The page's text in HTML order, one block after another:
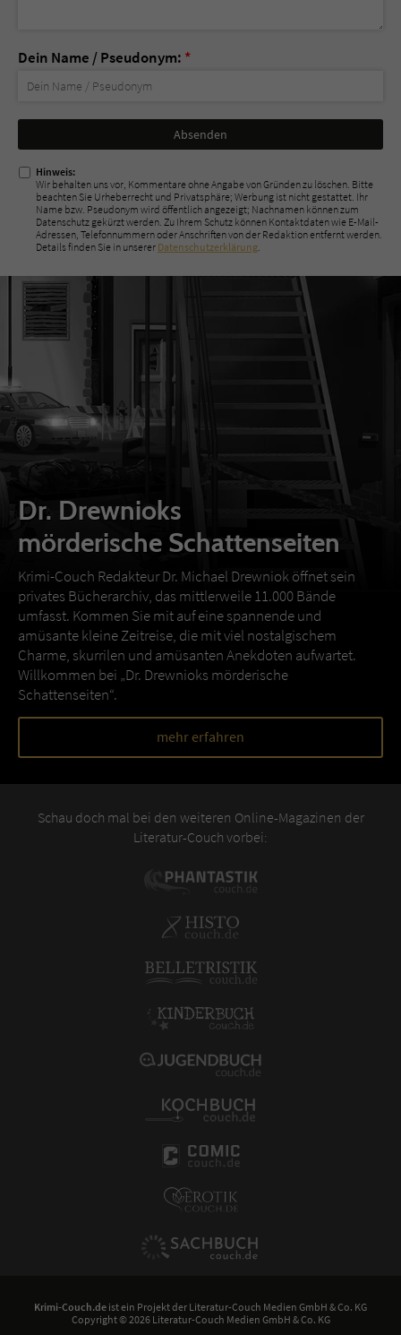
Dein Name / Pseudonym: *
Nicht
ausfüllen!
Hinweis:
Wir behalten uns vor, Kommentare ohne Angabe von Gründen zu löschen. Bitte
beachten Sie Urheberrecht und Privatsphäre; Werbung ist nicht gestattet. Ihr
Name bzw. Pseudonym wird öffentlich angezeigt; Nachnamen können zum
Datenschutz gekürzt werden. Zu Ihrem Schutz können Kontaktdaten wie E-Mail-
Adressen, Telefonnummern oder Anschriften von der Redaktion entfernt werden.
Details finden Sie in unserer Datenschutzerklärung
Dr. Drewnioks
mörderische Schattenseiten
Krimi-Couch Redakteur Dr. Michael Drewniok öffnet sein
privates Bücherarchiv, das mittlerweile 11.000 Bände
umfasst. Kommen Sie mit auf eine spannende und
amüsante kleine Zeitreise, die mit viel nostalgischem
Charme, skurrilen und amüsanten Anekdoten aufwartet.
Willkommen bei „Dr. Drewnioks mörderische
Schattenseiten“.
mehr erfahren
Schau doch mal bei den weiteren Online-Magazinen der
Literatur-Couch vorbei:
Krimi-Couch.de ist ein Projekt der Literatur-Couch Medien GmbH & Co. KG
Copyright © 2026 Literatur-Couch Medien GmbH & Co. KG